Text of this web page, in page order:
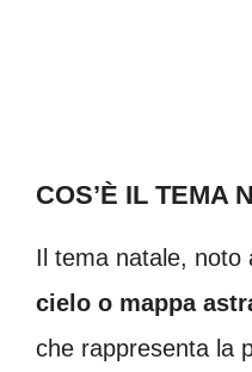
COS’È IL TEMA
Il tema natale, noto
cielo o mappa
che rappresenta la